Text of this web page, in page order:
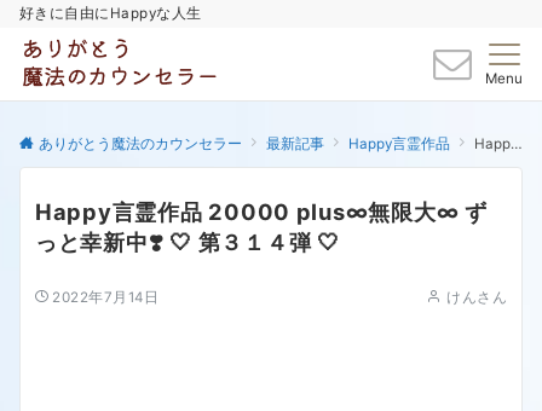
好きに自由にHappyな人生
Menu
ありがとう魔法のカウンセラー 最新記事 Happy言霊作品 Happy言霊作品 20000 plus∞無限大∞ ずっと幸新中❣️ 🤍 第３１４弾 🤍
Happy言霊作品 20000 plus∞無限大∞ ず
っと幸新中❣️ 🤍 第３１４弾 🤍
2022年7月14日 けんさん